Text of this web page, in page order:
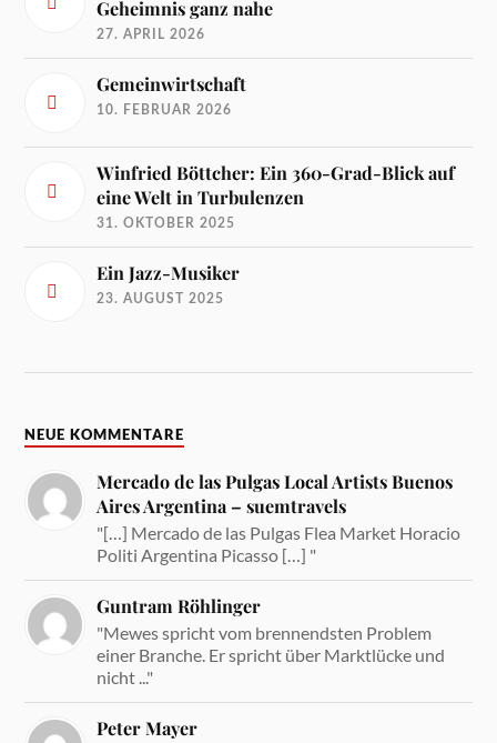
Geheimnis ganz nahe
27. APRIL 2026
Gemeinwirtschaft
10. FEBRUAR 2026
Winfried Böttcher: Ein 360-Grad-Blick auf
eine Welt in Turbulenzen
31. OKTOBER 2025
Ein Jazz-Musiker
23. AUGUST 2025
NEUE KOMMENTARE
Mercado de las Pulgas Local Artists Buenos
Aires Argentina – suemtravels
"[…] Mercado de las Pulgas Flea Market Horacio
Politi Argentina Picasso […] "
Guntram Röhlinger
"Mewes spricht vom brennendsten Problem
einer Branche. Er spricht über Marktlücke und
nicht ..."
Peter Mayer